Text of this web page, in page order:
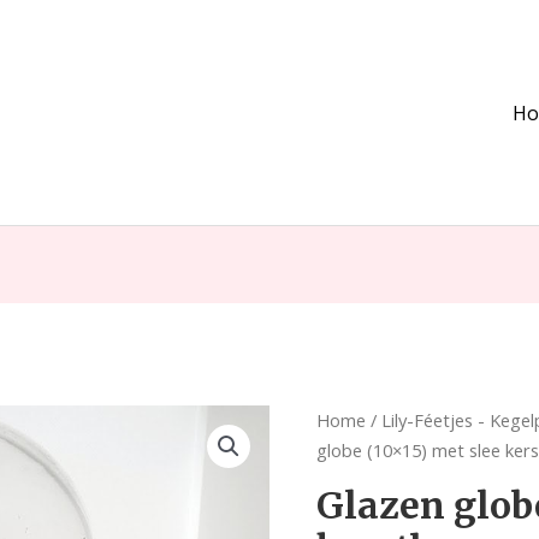
Home / Lily-Féetjes -
globe (10×15) met slee
Glazen
Glazen
globe
met